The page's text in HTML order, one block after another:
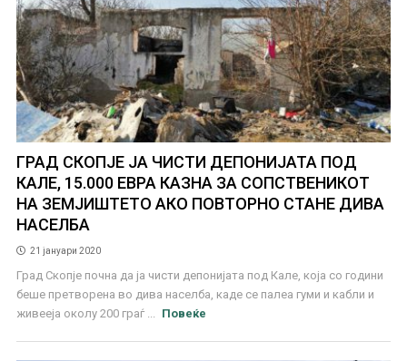
ГРАД СКОПЈЕ ЈА ЧИСТИ ДЕПОНИЈАТА ПОД
КАЛЕ, 15.000 ЕВРА КАЗНА ЗА СОПСТВЕНИКОТ
НА ЗЕМЈИШТЕТО АКО ПОВТОРНО СТАНЕ ДИВА
НАСЕЛБА
21 јануари 2020
Град Скопје почна да ја чисти депонијата под Кале, која со години
беше претворена во дива населба, каде се палеа гуми и кабли и
живееја околу 200 граѓ ...
Повеќе